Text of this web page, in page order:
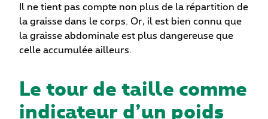
Il ne tient pas compte non plus de la répartition de
la graisse dans le corps. Or, il est bien connu que
la graisse abdominale est plus dangereuse que
celle accumulée ailleurs.
Le tour de taille comme
indicateur d’un poids